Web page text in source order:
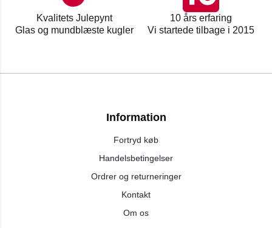
Kvalitets Julepynt
Glas og mundblæste kugler
10 års erfaring
Vi startede tilbage i 2015
Information
Fortryd køb
Handelsbetingelser
Ordrer og returneringer
Kontakt
Om os